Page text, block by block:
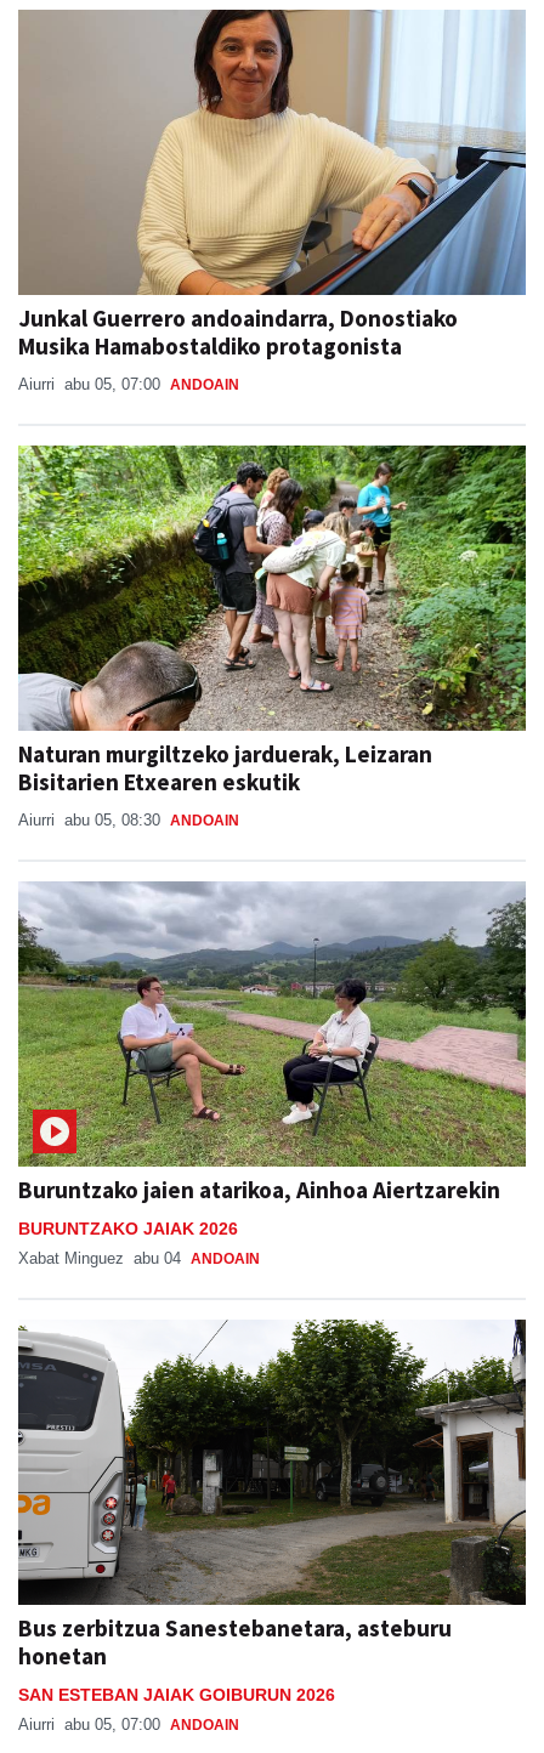
Junkal Guerrero andoaindarra, Donostiako
Musika Hamabostaldiko protagonista
Aiurri abu 05, 07:00 ANDOAIN
Naturan murgiltzeko jarduerak, Leizaran
Bisitarien Etxearen eskutik
Aiurri abu 05, 08:30 ANDOAIN
Buruntzako jaien atarikoa, Ainhoa Aiertzarekin
BURUNTZAKO JAIAK 2026
Xabat Minguez abu 04 ANDOAIN
Bus zerbitzua Sanestebanetara, asteburu
honetan
SAN ESTEBAN JAIAK GOIBURUN 2026
Aiurri abu 05, 07:00 ANDOAIN